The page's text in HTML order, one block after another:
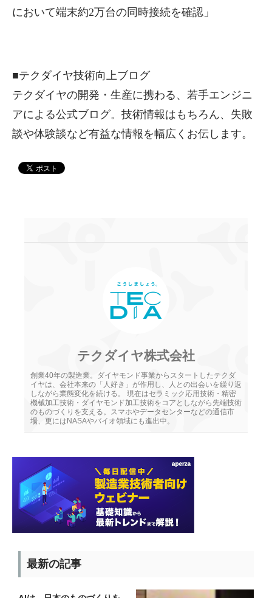
において端末約2万台の同時接続を確認」
■テクダイヤ技術向上ブログ
テクダイヤの開発・生産に携わる、若手エンジニ
アによる公式ブログ。技術情報はもちろん、失敗
談や体験談など有益な情報を幅広くお伝します。
テクダイヤ株式会社
創業40年の製造業。ダイヤモンド事業からスタートしたテクダ
イヤは、会社本来の「人好き」が作用し、人との出会いを繰り返
しながら業態変化を続ける。 現在はセラミック応用技術・精密
機械加工技術・ダイヤモンド加工技術をコアとしながら先端技術
のものづくりを支える。スマホやデータセンターなどの通信市
場、更にはNASAやバイオ領域にも進出中。
最新の記事